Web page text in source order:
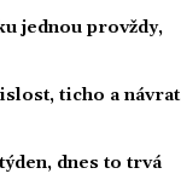
jednou provždy,
ticho a návrat
dnes to trvá